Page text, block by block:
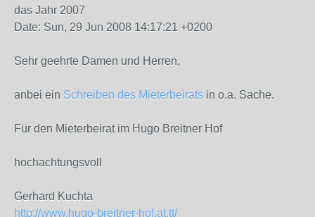
das Jahr 2007
Date: Sun, 29 Jun 2008 14:17:21 +0200
Sehr geehrte Damen und Herren,
anbei ein Schreiben des Mieterbeirats in o.a. Sache.
Für den Mieterbeirat im Hugo Breitner Hof
hochachtungsvoll
Gerhard Kuchta
http://www.hugo-breitner-hof.at.tt/